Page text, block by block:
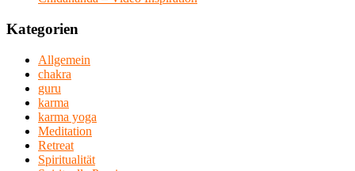
Kategorien
Allgemein
chakra
guru
karma
karma yoga
Meditation
Retreat
Spiritualität